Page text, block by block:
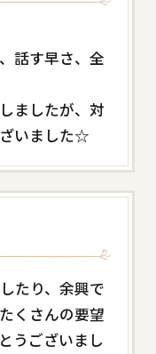
話す早さ、全
ましたが、対
いました☆
たり、余興で
くさんの要望
うございまし